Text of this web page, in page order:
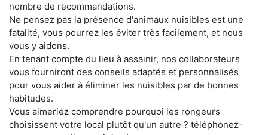
nombre de recommandations.
Ne pensez pas la présence d'animaux nuisibles est une
fatalité, vous pourrez les éviter très facilement, et nous
vous y aidons.
En tenant compte du lieu à assainir, nos collaborateurs
vous fourniront des conseils adaptés et personnalisés
pour vous aider à éliminer les nuisibles par de bonnes
habitudes.
Vous aimeriez comprendre pourquoi les rongeurs
choisissent votre local plutôt qu'un autre ? téléphonez-